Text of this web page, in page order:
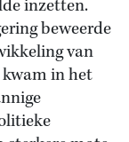
inzetten.
beweerde
van
in het